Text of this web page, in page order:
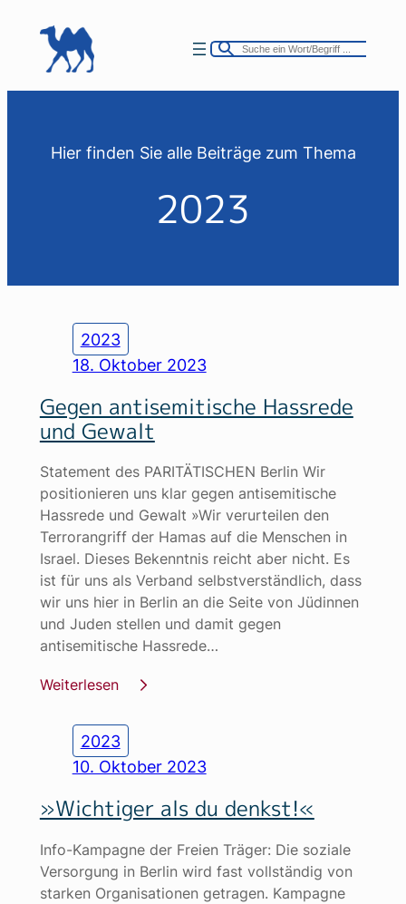
Inhalt
springen
Hier finden Sie alle Beiträge zum Thema
2023
2023
18. Oktober 2023
Gegen antisemitische Hassrede
und Gewalt
Statement des PARITÄTISCHEN Berlin Wir
positionieren uns klar gegen antisemitische
Hassrede und Gewalt »Wir verurteilen den
Terrorangriff der Hamas auf die Menschen in
Israel. Dieses Bekenntnis reicht aber nicht. Es
ist für uns als Verband selbstverständlich, dass
wir uns hier in Berlin an die Seite von Jüdinnen
und Juden stellen und damit gegen
antisemitische Hassrede…
Weiterlesen
2023
10. Oktober 2023
»Wichtiger als du denkst!«
Info-Kampagne der Freien Träger: Die soziale
Versorgung in Berlin wird fast vollständig von
starken Organisationen getragen. Kampagne